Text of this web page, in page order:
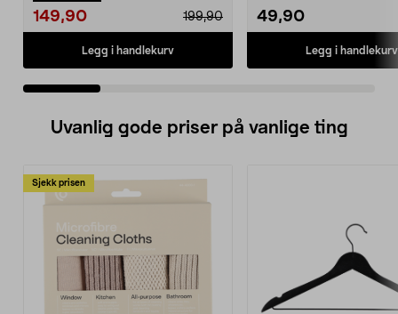
149,90 199,90
Legg i handlekurv
49,90
Legg i handlekurv
Uvanlig gode priser på vanlige ting
Sjekk prisen